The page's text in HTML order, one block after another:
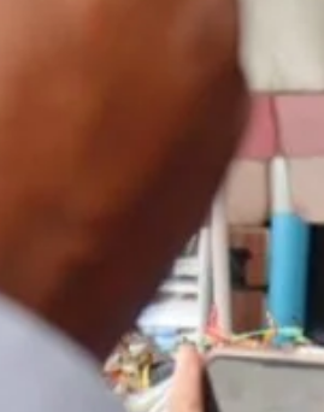
សំណូមពរគឺសុំឱ្យលោកតុលាការពិចារណាទៅ
ងពួកគាត់បានបញ្ជាក់ហើយៗថាគាត់គ្រាន់
រីត្រូវរ៉ាប់រងគ្រប់យ៉ាងក្នុងគ្រួសារដែលមា
ាងធនាគារ ខាងកូនរៀនផង ទឹកភ្លើងគ្រប់មុ
មើលទៅប៉ាវា មើលទៅសុខភាពគាត់ទ្រុឌទ្រ
ប់បានតែ៣០ទេហើយស្គមឡើងជ្រួញឡើងស្ល
ម្គាល់ថា រយៈពេលនៃការឃុំខ្លួនសកម្មជន
៦ខែ ទៅ២ឆ្នាំ ហើយមកដល់សព្វថ្ងៃនេះ គឺ
ឃុំ។ ករណីនេះ លោក យី…